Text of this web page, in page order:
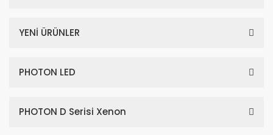
YENİ ÜRÜNLER
PHOTON LED
PHOTON D Serisi Xenon